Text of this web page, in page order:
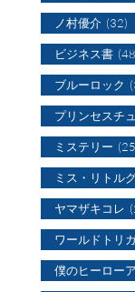
ノ村優介 (32)
ビジネス書
ブルーロック
プリンセスチ
ミステリー
ミス・リトル
ヤマザキコレ
ワールドトリ
僕のヒーロー